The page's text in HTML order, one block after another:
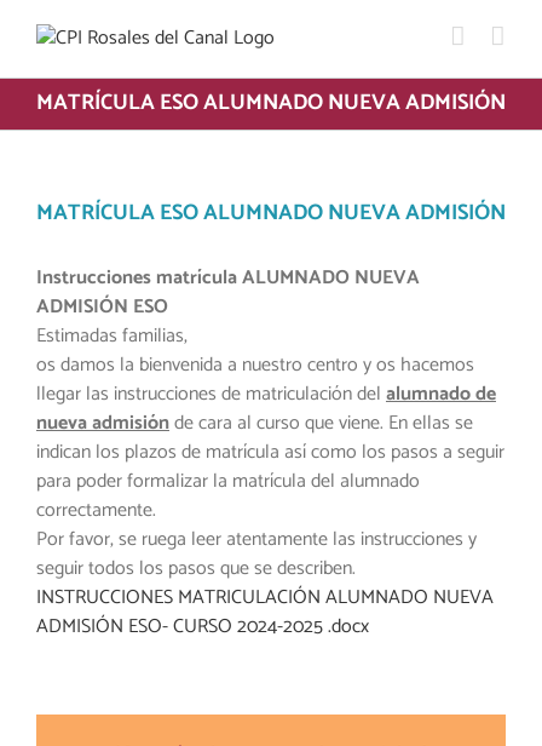
contenido
MATRÍCULA ESO ALUMNADO NUEVA ADMISIÓN
MATRÍCULA ESO ALUMNADO NUEVA ADMISIÓN
Instrucciones matrícula ALUMNADO NUEVA
ADMISIÓN ESO
Estimadas familias,
os damos la bienvenida a nuestro centro y os hacemos
llegar las instrucciones de matriculación delalumnado de
nueva admisiónde cara al curso que viene. En ellas se
indican los plazos de matrícula así como los pasos a seguir
para poder formalizar la matrícula del alumnado
correctamente.
Por favor, se ruega leer atentamente las instrucciones y
seguir todos los pasos que se describen.
INSTRUCCIONES MATRICULACIÓN ALUMNADO NUEVA
ADMISIÓN ESO- CURSO 2024-2025 .docx